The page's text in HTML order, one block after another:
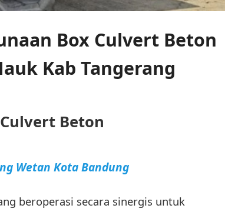
Box Culvert Beton
Kab Tangerang
Beton
Wetan Kota Bandung
beroperasi secara sinergis untuk